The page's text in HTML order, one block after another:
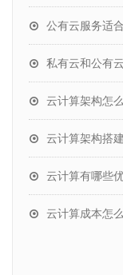
公有云服务适
私有云和公有
云计算架构怎
云计算架构搭
云计算有哪些
云计算成本怎